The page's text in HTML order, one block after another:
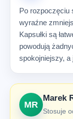
Po rozpoczęciu
wyraźne
Kapsułki są
powodują
spokojniejszy, a
MR
Marek
Stosuje